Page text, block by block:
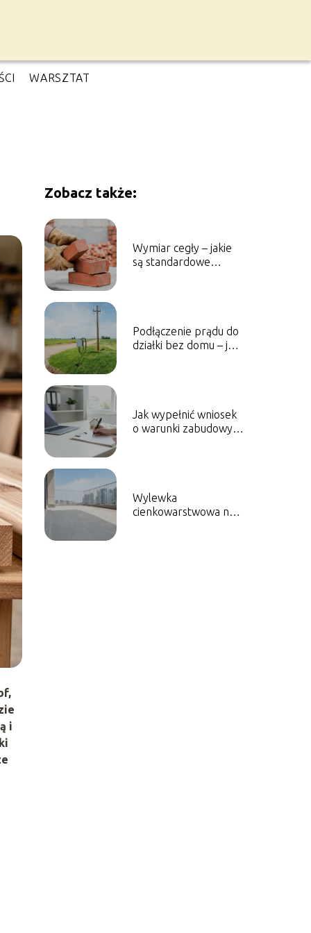
WARSZTAT
,
i
Zobacz także:
Wymiar cegły – jakie
są standardowe
Podłączenie prądu do
działki bez domu – jak
Jak wypełnić wniosek
o warunki zabudowy
Wylewka
cienkowarstwowa na